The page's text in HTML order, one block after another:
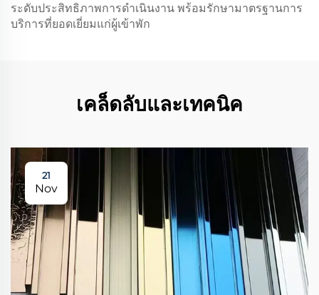
ระดับประสิทธิภาพการดำเนินงาน พร้อมรักษามาตรฐานการ
บริการที่ยอดเยี่ยมแก่ผู้เข้าพัก
เคล็ดลับและเทคนิค
21
Nov